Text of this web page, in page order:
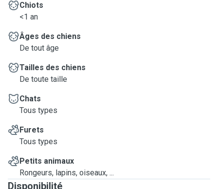
Chiots
<1 an
Âges des chiens
De tout âge
Tailles des chiens
De toute taille
Chats
Tous types
Furets
Tous types
Petits animaux
Rongeurs, lapins, oiseaux, ...
Disponibilité